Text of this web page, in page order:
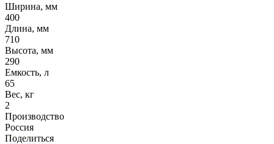
Ширина, мм
400
Длина, мм
710
Высота, мм
290
Емкость, л
65
Вес, кг
2
Производство
Россия
Поделиться